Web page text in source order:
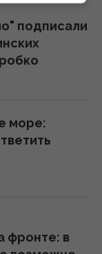
подписали
море:
фронте: в